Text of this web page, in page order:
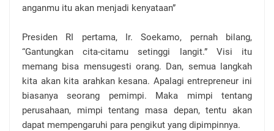
anganmu itu akan menjadi kenyataan”
Presiden RI pertama, Ir. Soekamo, pernah bilang,
“Gantungkan cita-citamu setinggi langit.” Visi itu
memang bisa mensugesti orang. Dan, semua langkah
kita akan kita arahkan kesana. Apalagi entrepreneur ini
biasanya seorang pemimpi. Maka mimpi tentang
perusahaan, mimpi tentang masa depan, tentu akan
dapat mempengaruhi para pengikut yang dipimpinnya.